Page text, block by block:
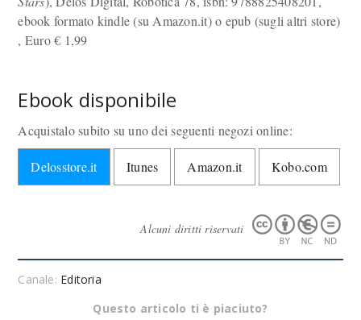
ebook formato kindle (su Amazon.it) o epub (sugli altri store)
, Euro€ 1,99
Ebook disponibile
Acquistalo subito su uno dei seguenti negozi online:
Delosstore.it Itunes Amazon.it Kobo.com
Alcuni diritti riservati
Canale: Editoria
Questo articolo ti è piaciuto?